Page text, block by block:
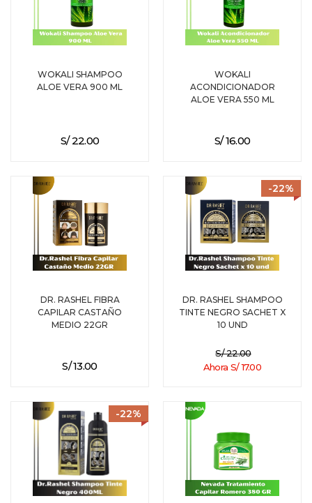
WOKALI SHAMPOO
ALOE VERA 900 ML
S/ 22.00
WOKALI
ACONDICIONADOR
ALOE VERA 550 ML
S/ 16.00
DR. RASHEL FIBRA
CAPILAR CASTAÑO
MEDIO 22GR
S/ 13.00
-22%
DR. RASHEL SHAMPOO
TINTE NEGRO SACHET X
10 UND
S/ 22.00
Ahora S/ 17.00
-22%